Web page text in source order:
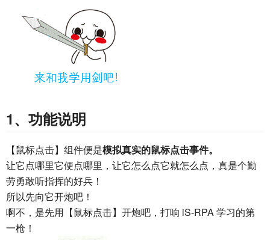
1、功能说明
【鼠标点击】组件便是模拟真实的鼠标点击事件。
让它点哪里它便点哪里，让它怎么点它就怎么点，真是个勤
劳勇敢听指挥的好兵！
所以先向它开炮吧！
啊不，是先用【鼠标点击】开炮吧，打响 iS-RPA 学习的第
一枪！